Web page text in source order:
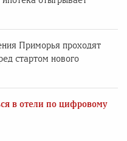
Приморья проходят
стартом нового
в отели по цифровому